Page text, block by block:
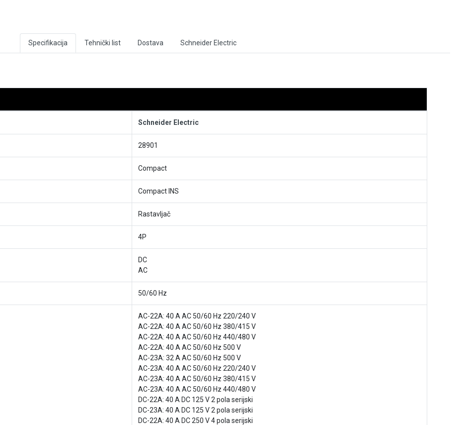
Specifikacija Tehnički list Dostava Schneider Electric
Schneider Electric
28901
Compact
Compact INS
Rastavljač
4P
DC
AC
50/60 Hz
AC-22A: 40 A AC 50/60 Hz 220/240 V
AC-22A: 40 A AC 50/60 Hz 380/415 V
AC-22A: 40 A AC 50/60 Hz 440/480 V
AC-22A: 40 A AC 50/60 Hz 500 V
AC-23A: 32 A AC 50/60 Hz 500 V
AC-23A: 40 A AC 50/60 Hz 220/240 V
AC-23A: 40 A AC 50/60 Hz 380/415 V
AC-23A: 40 A AC 50/60 Hz 440/480 V
DC-22A: 40 A DC 125 V 2 pola serijski
DC-23A: 40 A DC 125 V 2 pola serijski
DC-22A: 40 A DC 250 V 4 pola serijski